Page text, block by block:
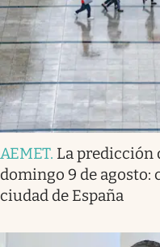
AEMET. La predicción
domingo 9 de agosto:
ciudad de España